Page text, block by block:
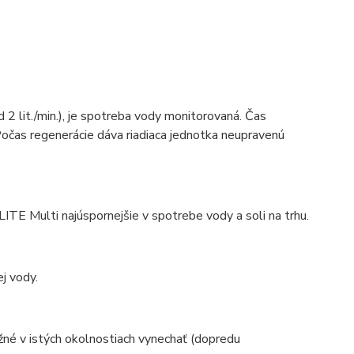
lit./min.), je spotreba vody monitorovaná. Čas
regenerácie dáva riadiaca jednotka neupravenú
Multi najúspornejšie v spotrebe vody a soli na trhu.
vody.
v istých okolnostiach vynechať (dopredu